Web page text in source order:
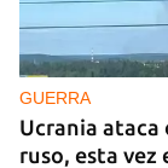
GUERRA
Ucrania
ruso, esta vez